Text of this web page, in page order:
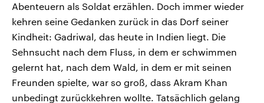
Abenteuern als Soldat erzählen. Doch immer wieder
kehren seine Gedanken zurück in das Dorf seiner
Kindheit: Gadriwal, das heute in Indien liegt. Die
Sehnsucht nach dem Fluss, in dem er schwimmen
gelernt hat, nach dem Wald, in dem er mit seinen
Freunden spielte, war so groß, dass Akram Khan
unbedingt zurückkehren wollte. Tatsächlich gelang